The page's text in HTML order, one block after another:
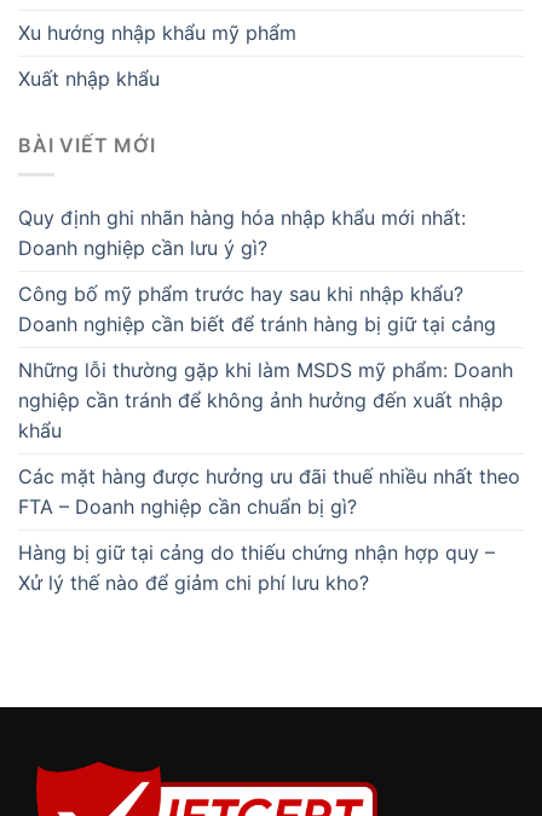
Xu hướng nhập khẩu mỹ phẩm
Xuất nhập khẩu
BÀI VIẾT MỚI
Quy định ghi nhãn hàng hóa nhập khẩu mới nhất:
Doanh nghiệp cần lưu ý gì?
Công bố mỹ phẩm trước hay sau khi nhập khẩu?
Doanh nghiệp cần biết để tránh hàng bị giữ tại cảng
Những lỗi thường gặp khi làm MSDS mỹ phẩm: Doanh
nghiệp cần tránh để không ảnh hưởng đến xuất nhập
khẩu
Các mặt hàng được hưởng ưu đãi thuế nhiều nhất theo
FTA – Doanh nghiệp cần chuẩn bị gì?
Hàng bị giữ tại cảng do thiếu chứng nhận hợp quy –
Xử lý thế nào để giảm chi phí lưu kho?